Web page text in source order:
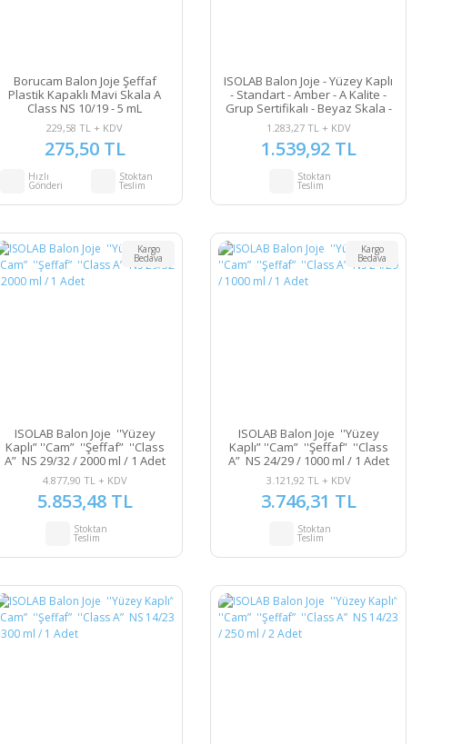
Borucam Balon Joje Şeffaf
Plastik Kapaklı Mavi Skala A
Class NS 10/19 - 5 mL
229,58 TL + KDV
275,50 TL
Hızlı
Gönderi
Stoktan
Teslim
ISOLAB Balon Joje - Yüzey Kaplı
- Standart - Amber - A Kalite -
Grup Sertifikalı - Beyaz Skala -
100 ml - NS 14/23 / 1 Adet
1.283,27 TL + KDV
1.539,92 TL
Stoktan
Teslim
Kargo
Bedava
ISOLAB Balon Joje ''Yüzey
Kaplı” ''Cam” ''Şeffaf” ''Class
A” NS 29/32 / 2000 ml / 1 Adet
4.877,90 TL + KDV
5.853,48 TL
Stoktan
Teslim
Kargo
Bedava
ISOLAB Balon Joje ''Yüzey
Kaplı” ''Cam” ''Şeffaf” ''Class
A” NS 24/29 / 1000 ml / 1 Adet
3.121,92 TL + KDV
3.746,31 TL
Stoktan
Teslim